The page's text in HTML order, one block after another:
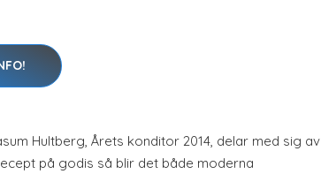
Hultberg, Årets konditor 2014, delar med sig av
på godis så blir det både moderna